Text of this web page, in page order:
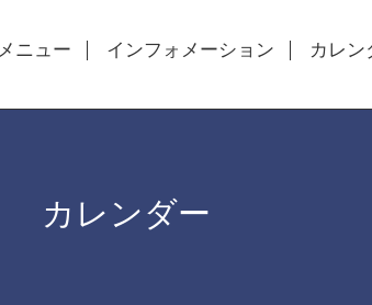
メニュー インフォメーション カレン
カレンダー